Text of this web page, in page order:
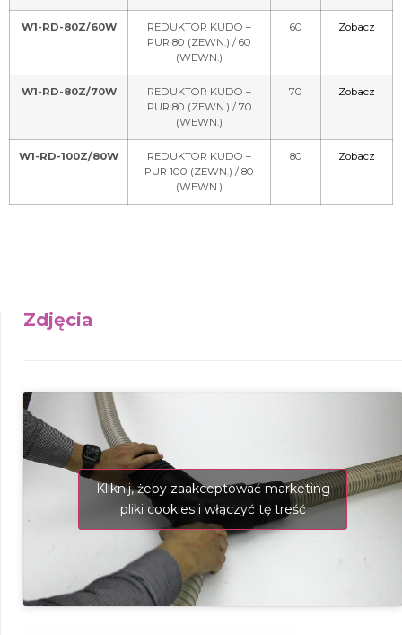
W1-RD-80Z/60W
REDUKTOR KUDO –
PUR 80 (ZEWN.) / 60
(WEWN.)
60 Zobacz
W1-RD-80Z/70W
REDUKTOR KUDO –
PUR 80 (ZEWN.) / 70
(WEWN.)
70 Zobacz
W1-RD-100Z/80W
REDUKTOR KUDO –
PUR 100 (ZEWN.) / 80
(WEWN.)
80 Zobacz
Zdjęcia
Kliknij, żeby zaakceptować marketing
pliki cookies i włączyć tę treść